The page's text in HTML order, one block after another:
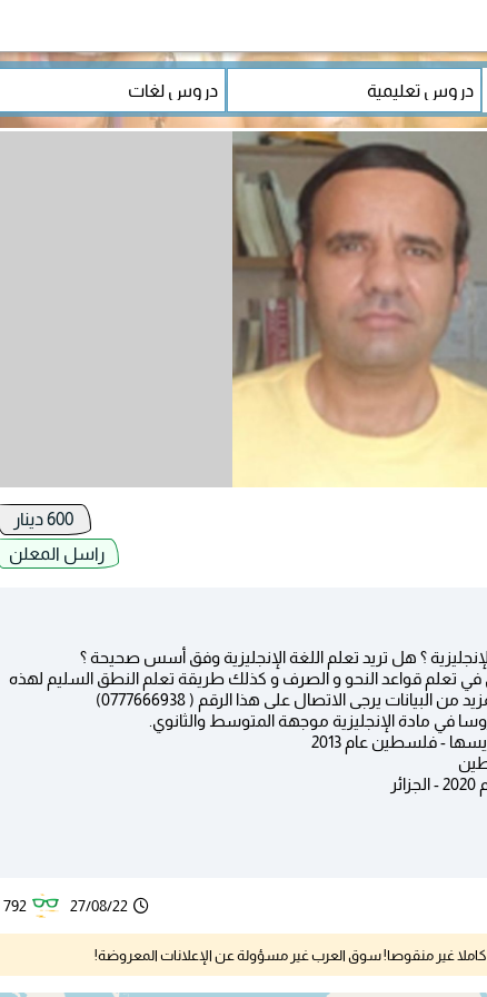
راسل المعلن
؟ هل تريد تعلم اللغة الإنجليزية وفق أسس صحيحة ؟
في تعلم قواعد النحو و الصرف و كذلك طريقة تعلم النطق السليم لهذه
في مادة الإنجليزية موجهة المتوسط والثانوي.
- فلسطين عام 2013
27/08/22
792
غير منقوصا! سوق العرب غير مسؤولة عن الإعلانات المعروضة!